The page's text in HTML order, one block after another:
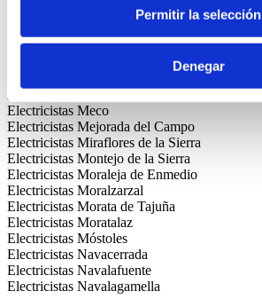
Permitir la selección
Denegar
Electricistas Los Rosales
Electricistas Lucero
Electricistas Meco
Electricistas Mejorada del Campo
Electricistas Miraflores de la Sierra
Electricistas Montejo de la Sierra
Electricistas Moraleja de Enmedio
Electricistas Moralzarzal
Electricistas Morata de Tajuña
Electricistas Moratalaz
Electricistas Móstoles
Electricistas Navacerrada
Electricistas Navalafuente
Electricistas Navalagamella